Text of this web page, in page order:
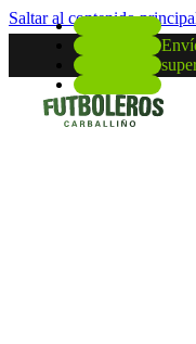
Saltar al contenido